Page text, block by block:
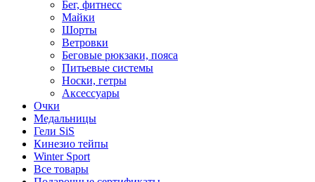
Бег, фитнесс
Майки
Шорты
Ветровки
Беговые рюкзаки, пояса
Питьевые системы
Носки, гетры
Аксессуары
Очки
Медальницы
Гели SiS
Кинезио тейпы
Winter Sport
Все товары